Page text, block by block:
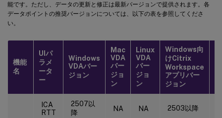
能です。ただし、データの更新と修正は最新バージョンで提供されます。各
データポイントの推奨バージョンについては、以下の表を参照してくださ
い。
機能
名
UIパ
ラメ
ータ
ー
Windows
VDAバー
ジョン
Mac
VDA
バー
ジョ
ン
Linux
VDA
バー
ジョ
ン
Windows向
けCitrix
Workspace
アプリバー
ジョン
ICA
RTT
2507以
降
NA NA 2503以降